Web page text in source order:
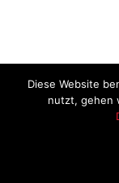
2026 ©
Diese Website
nutzt, gehen